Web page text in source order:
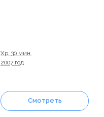
Хр. 30 мин.
2007 год
Смотреть